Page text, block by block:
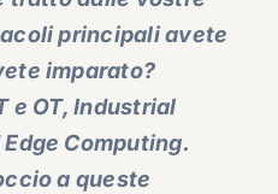
principali avete
imparato?
e OT, Industrial
Computing.
a queste